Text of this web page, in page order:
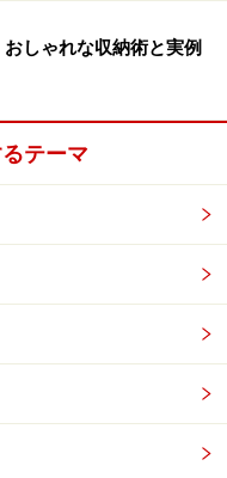
ります。和食、洋食
る。お皿とコップ、
引き出しや棚のスペ
分類の方法はまった
が家での食器棚の中
いので、食器棚の上
ています。
の1段目、2段目なの
しゃれな収納術と実例
テーマ